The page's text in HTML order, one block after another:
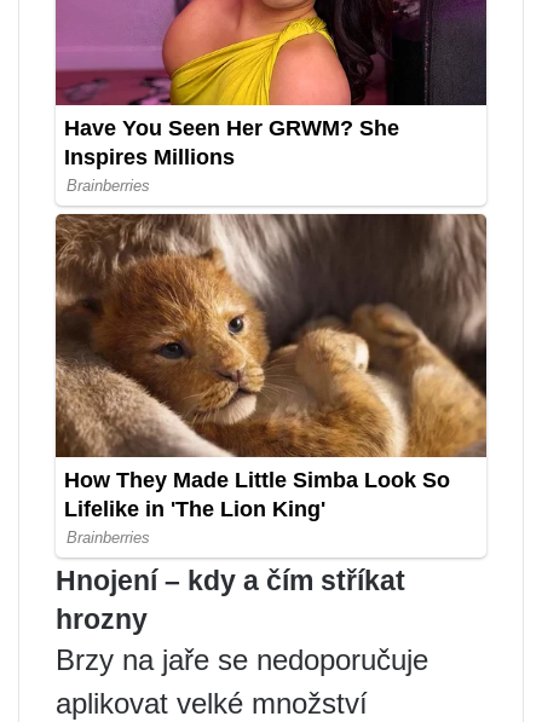
Hnojení – kdy a čím stříkat
hrozny
Brzy na jaře se nedoporučuje
aplikovat velké množství